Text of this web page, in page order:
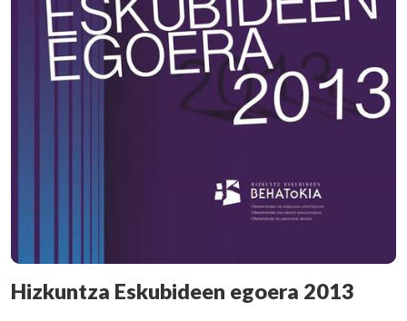
Hizkuntza Eskubideen egoera 2013